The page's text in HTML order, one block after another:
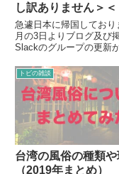
し訳ありません＞＜
急遽日本に帰国しており
月の3日よりブログ及び
Slackのグループの更新
回のブログ更新後の4月
本に住む私の父親が急病
することになったと知ら
たため会社を休み、急
トビの雑談
台湾の風俗の種類
（2019年まとめ）